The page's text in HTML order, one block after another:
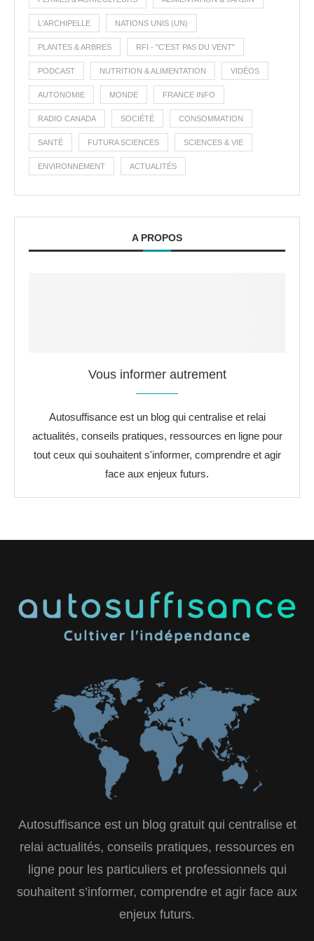
L'ARCHIPELLE NATIONS UNIS (UN)
PLANTES & ARBRES RFI - "C'EST PAS DU VENT"
PODCAST NUTRITION & ALIMENTATION VIDÉOS
AUTONOMIE MONDE FRANCE INFO
RADIO CANADA SOCIÉTÉ CONSOMMATION
SANTÉ FUTURA SCIENCES SCIENCES & VIE
ENVIRONNEMENT ACTUALITÉS
A PROPOS
Vous informer autrement
Autosuffisance est un blog qui centralise et relai
actualités, conseils pratiques, ressources en ligne pour
tout ceux qui souhaitent s'informer, comprendre et agir
face aux enjeux futurs.
Autosuffisance est un blog gratuit qui centralise et
relai actualités, conseils pratiques, ressources en
ligne pour les particuliers et professionnels qui
souhaitent s’informer, comprendre et agir face aux
enjeux futurs.